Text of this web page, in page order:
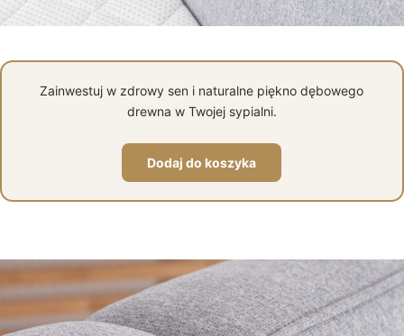
Zainwestuj w zdrowy sen i naturalne piękno dębowego
drewna w Twojej sypialni.
Dodaj do koszyka